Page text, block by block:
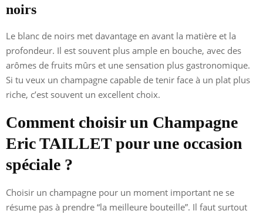
noirs
Le blanc de noirs met davantage en avant la matière et la
profondeur. Il est souvent plus ample en bouche, avec des
arômes de fruits mûrs et une sensation plus gastronomique.
Si tu veux un champagne capable de tenir face à un plat plus
riche, c’est souvent un excellent choix.
Comment choisir un Champagne
Eric TAILLET pour une occasion
spéciale ?
Choisir un champagne pour un moment important ne se
résume pas à prendre “la meilleure bouteille”. Il faut surtout